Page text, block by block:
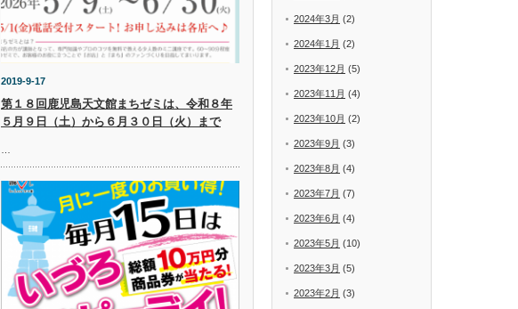
2019-9-17
第１８回鹿児島天文館まちゼミは、令和８年
５月９日（土）から６月３０日（火）まで
2024年3月 (2)
2024年1月 (2)
2023年12月 (5)
2023年11月 (4)
2023年10月 (2)
2023年9月 (3)
2023年8月 (4)
2023年7月 (7)
2023年6月 (4)
2023年5月 (10)
2023年3月 (5)
2023年2月 (3)